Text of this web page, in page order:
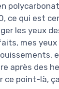
ce qui est
les yeux
mes
après des
ce point-là,